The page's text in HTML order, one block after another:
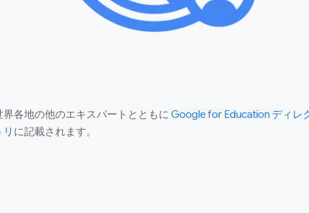
界各地の他のエキスパートとともに Google for Education ディレ
リ に記載されます。